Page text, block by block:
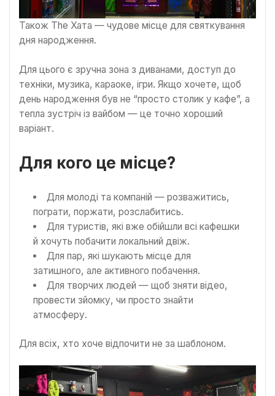
Також The Хата — чудове місце для святкування
дня народження.
Для цього є зручна зона з диванами, доступ до
техніки, музика, караоке, ігри. Якщо хочете, щоб
день народження був не “просто столик у кафе”, а
тепла зустріч із вайбом — це точно хороший
варіант.
Для кого це місце?
Для молоді та компаній — розважитись,
пограти, поржати, розслабитись.
Для туристів, які вже обійшли всі кафешки
й хочуть побачити локальний двіж.
Для пар, які шукають місце для
затишного, але активного побачення.
Для творчих людей — щоб зняти відео,
провести зйомку, чи просто знайти
атмосферу.
Для всіх, хто хоче відпочити не за шаблоном.